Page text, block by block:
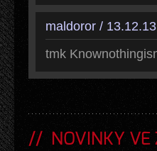
maldoror /
tmk
NOVINKY VE